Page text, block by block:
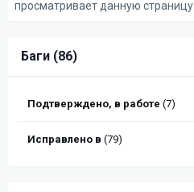
просматривает данную страницу
Баги (86)
Подтверждено, в работе (7)
Исправлено в (79)